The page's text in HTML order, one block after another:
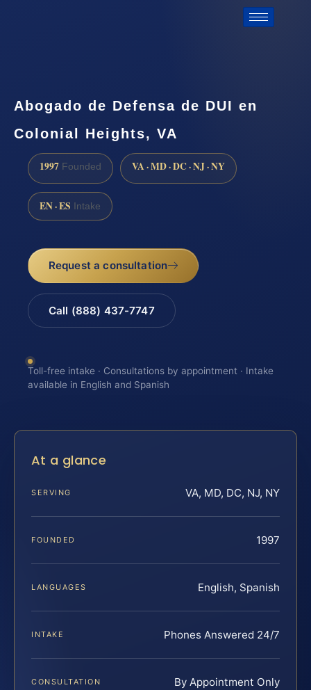
Abogado de Defensa de DUI en
Colonial Heights, VA
1997 Founded VA · MD · DC · NJ · NY
EN · ES Intake
Request a consultation
Call (888) 437-7747
Toll-free intake · Consultations by appointment · Intake
available in English and Spanish
At a glance
SERVING VA, MD, DC, NJ, NY
FOUNDED 1997
LANGUAGES English, Spanish
INTAKE Phones Answered 24/7
CONSULTATION By Appointment Only